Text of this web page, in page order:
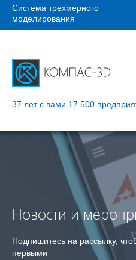
Система трехмерного
моделирования
37 лет с вами 17 500
Новости и
Подпишитесь на рассылку,
первыми